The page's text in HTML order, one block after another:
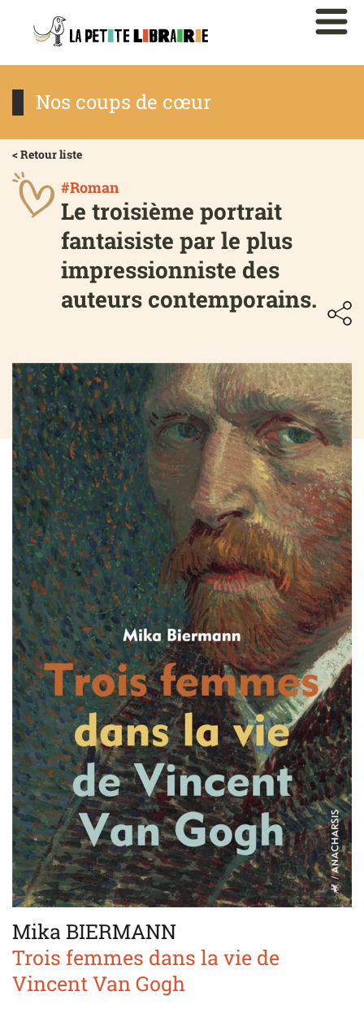
Nos coups de cœur
< Retour liste
#Roman
Le troisième portrait
fantaisiste par le plus
impressionniste des
auteurs contemporains.
Mika BIERMANN
Trois femmes dans la vie de
Vincent Van Gogh